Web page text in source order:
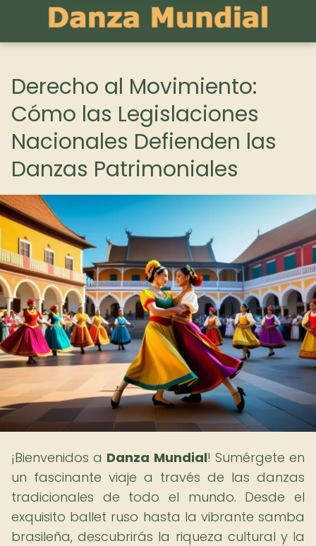
Derecho al Movimiento:
Cómo las Legislaciones
Nacionales Defienden las
Danzas Patrimoniales
¡Bienvenidos a Danza Mundial! Sumérgete en
un fascinante viaje a través de las danzas
tradicionales de todo el mundo. Desde el
exquisito ballet ruso hasta la vibrante samba
brasileña, descubrirás la riqueza cultural y la